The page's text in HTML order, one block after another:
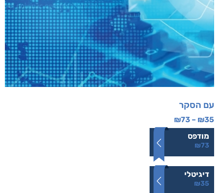
עם הסקר
₪35
–
₪73
מודפס
₪73
דיגיטלי
₪35